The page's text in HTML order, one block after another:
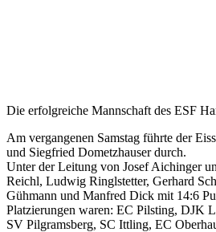
Die erfolgreiche Mannschaft des ESF
Am vergangenen Samstag führte der
und Siegfried Dometzhauser durch.
Unter der Leitung von Josef Aichinger
Reichl, Ludwig Ringlstetter, Gerhard
Gühmann und Manfred Dick mit 14:6
Platzierungen waren: EC Pilsting, DJK
SV Pilgramsberg, SC Ittling, EC